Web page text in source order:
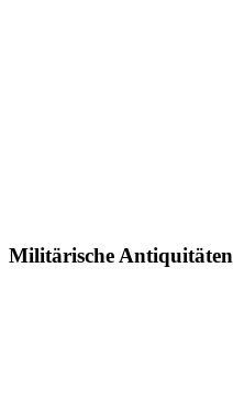
Militärische Antiquitäten